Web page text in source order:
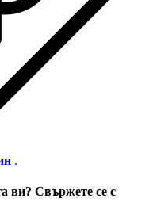
.
ви? Свържете се с